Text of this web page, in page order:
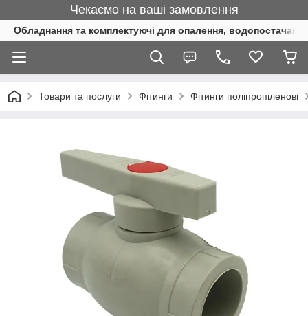
Чекаємо на ваші замовлення
Обладнання та комплектуючі для опалення, водопостачання
Товари та послуги Фітинги Фітинги поліпропіленові